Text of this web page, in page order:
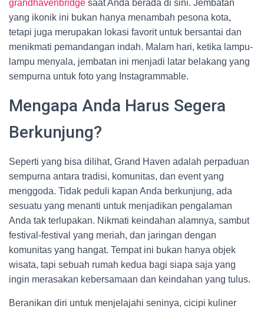
grandhavenbridge saat Anda berada di sini. Jembatan
yang ikonik ini bukan hanya menambah pesona kota,
tetapi juga merupakan lokasi favorit untuk bersantai dan
menikmati pemandangan indah. Malam hari, ketika lampu-
lampu menyala, jembatan ini menjadi latar belakang yang
sempurna untuk foto yang Instagrammable.
Mengapa Anda Harus Segera
Berkunjung?
Seperti yang bisa dilihat, Grand Haven adalah perpaduan
sempurna antara tradisi, komunitas, dan event yang
menggoda. Tidak peduli kapan Anda berkunjung, ada
sesuatu yang menanti untuk menjadikan pengalaman
Anda tak terlupakan. Nikmati keindahan alamnya, sambut
festival-festival yang meriah, dan jaringan dengan
komunitas yang hangat. Tempat ini bukan hanya objek
wisata, tapi sebuah rumah kedua bagi siapa saja yang
ingin merasakan kebersamaan dan keindahan yang tulus.
Beranikan diri untuk menjelajahi seninya, cicipi kuliner